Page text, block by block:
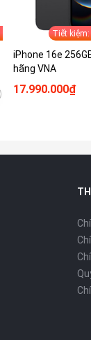
Tiết
iPhone 16e
hãng VNA
17.990.000₫